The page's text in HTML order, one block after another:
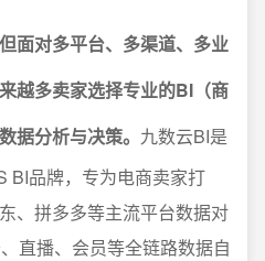
面对多平台、多渠道、多业
越多卖家选择专业的BI（商
据分析与决策。 九数云BI是
BI品牌，专为电商卖家打
、拼多多等主流平台数据对
直播、会员等全链路数据自